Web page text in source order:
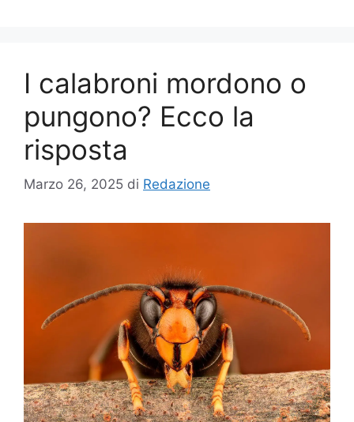
I calabroni mordono o
pungono? Ecco la
risposta
Marzo 26, 2025 di Redazione